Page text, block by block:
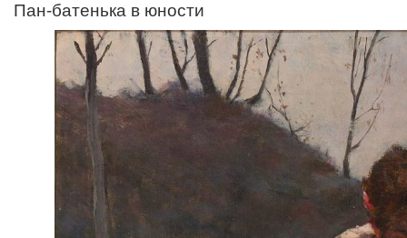
Пан-батенька в юности